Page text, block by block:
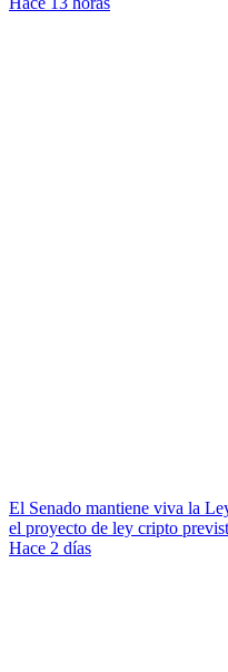
El Senado mantiene viva la
el proyecto de ley cripto
Hace 2 días